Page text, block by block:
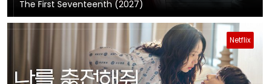
The First Seventeenth (2027)
Netflix